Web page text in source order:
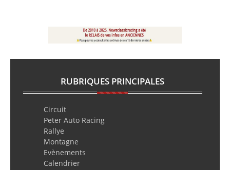
RUBRIQUES PRINCIPALES
Circuit
Peter Auto Racing
Rallye
Montagne
Evènements
Calendrier